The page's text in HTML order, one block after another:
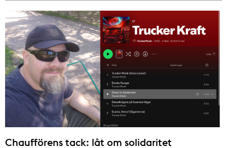
Chaufförens tack: låt om solidaritet